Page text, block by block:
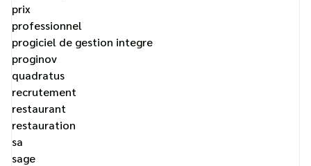
prix
professionnel
progiciel de gestion integre
proginov
quadratus
recrutement
restaurant
restauration
sa
sage